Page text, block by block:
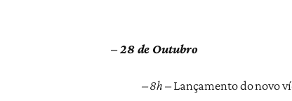
– 28 de Outubro
– 8h– Lançamento do novo